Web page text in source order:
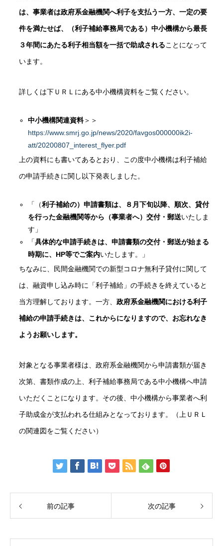
は、事業者は政府系金融機関へ利子を支払う一方、一定の要
件を満たせば、（利子補給事務局である）中小機構から最長
３年間にあたる利子相当額を一括で助成されることになって
います。
詳しくは下ＵＲＬにある中小機構資料をご覧ください。
中小機構関連資料＞＞
https://www.smrj.go.jp/news/2020/favgos000000ik2i-
att/20200807_interest_flyer.pdf
上の資料にも書いてあるとおり、この度中小機構は利子補給
の申請手続きに関し以下発表しました。
「（利子補給の）申請書類は、８月下旬以降、順次、貸付
を行った金融機関等から（事業者へ）交付・郵送いたしま
す」
「具体的な申請手続きは、申請書類の交付・郵送が始まる
時期に、HP等でご案内いたします。」
ちなみに、民間金融機関での新型コロナ無利子貸付に関して
は、融資申し込み時に「利子補給」の手続きを終えていると
当方理解しております。一方、政府系金融機関における利子
補給の申請手続きは、これからになりますので、お忘れなき
ようお願いします。
対象となる事業者様は、政府系金融機関から申請書類が届き
次第、書類作成の上、利子補給事務局である中小機構へ申請
いただくことになります。その後、中小機構から事業者へ利
子助成金が支払われる仕組みとなっております。（上ＵＲＬ
の関連図をご覧ください）
前の記事 次の記事